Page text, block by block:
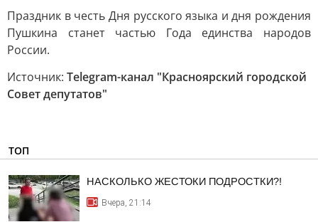
Праздник в честь Дня русского языка и дня рождения
Пушкина станет частью Года единства народов
России.
Источник: Telegram-канал "Красноярский городской
Совет депутатов"
ТОП
НАСКОЛЬКО ЖЕСТОКИ ПОДРОСТКИ?!
Вчера, 21:14